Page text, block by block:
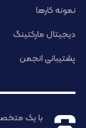
نمونه کارها
دیجیتال مارکتینگ
پشتیبانی انجمن
با یک